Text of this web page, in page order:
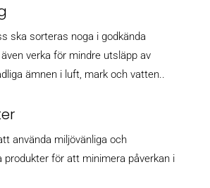
ska sorteras noga i godkända
verka för mindre utsläpp av
ämnen i luft, mark och vatten..
använda miljövänliga och
produkter för att minimera påverkan i